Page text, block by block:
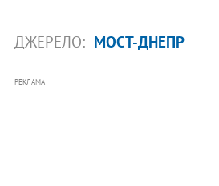
ДЖЕРЕЛО: МОСТ-ДНЕПР
РЕКЛАМА